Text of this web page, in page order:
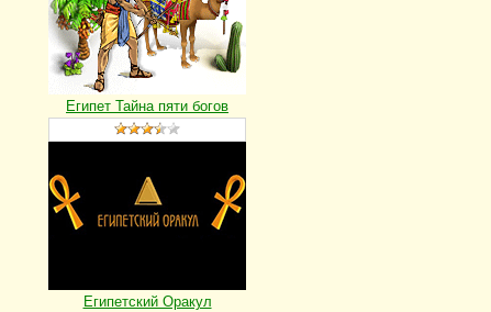
Египет Тайна пяти богов
Египетский Оракул